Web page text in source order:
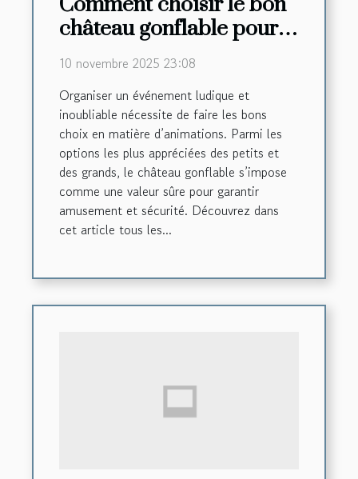
château gonflable pour
votre événement ?
10 novembre 2025 23:08
Organiser un événement ludique et
inoubliable nécessite de faire les bons
choix en matière d’animations. Parmi les
options les plus appréciées des petits et
des grands, le château gonflable s’impose
comme une valeur sûre pour garantir
amusement et sécurité. Découvrez dans
cet article tous les...